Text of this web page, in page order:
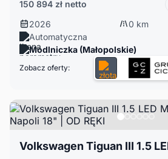
150 894 zł netto
2026
0 km
Automatyczna
Modlniczka (Małopolskie)
Zobacz oferty: